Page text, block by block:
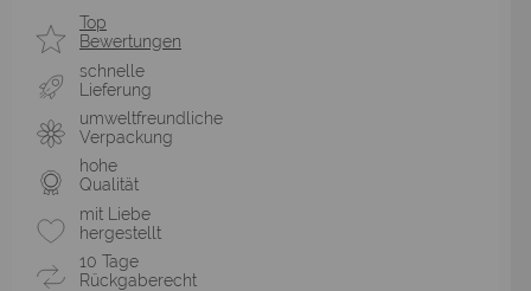
Top
Bewertungen
schnelle
Lieferung
umweltfreundliche
Verpackung
hohe
Qualität
mit Liebe
hergestellt
10 Tage
Rückgaberecht